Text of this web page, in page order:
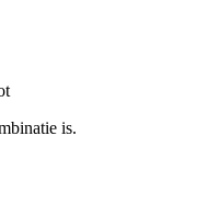
is.